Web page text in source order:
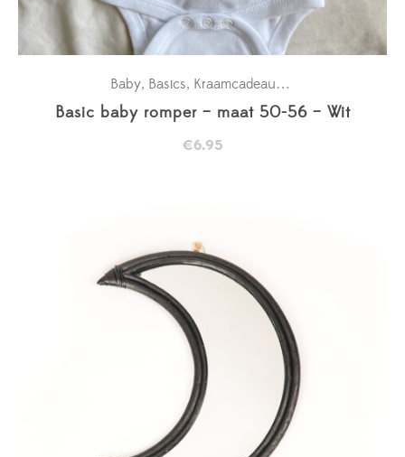
Baby, Basics, Kraamcadeaus ,
Basic baby romper – maat 50-56 – Wit
€6.95